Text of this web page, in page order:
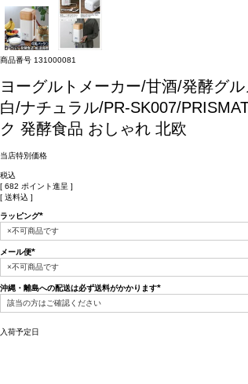
商品番号 131000081
ヨーグルトメーカー/甘酒/発酵グ
白/ナチュラル/PR-SK007/
ク 発酵食品 おしゃれ 北欧
当店特別価格
税込
[ 682 ポイント進呈 ]
送料込
ラッピング
(必
メール便
(必
須)
沖縄・離島への配送は必ず送料がかかります
入荷予定日